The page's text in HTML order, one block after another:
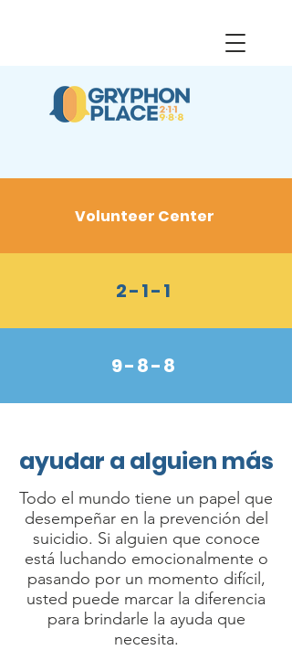
Volunteer Center
2-1-1
9-8-8
ayudar a alguien más
Todo el mundo tiene un papel que
desempeñar en la prevención del
suicidio. Si alguien que conoce
está luchando emocionalmente o
pasando por un momento difícil,
usted puede marcar la diferencia
para brindarle la ayuda que
necesita.